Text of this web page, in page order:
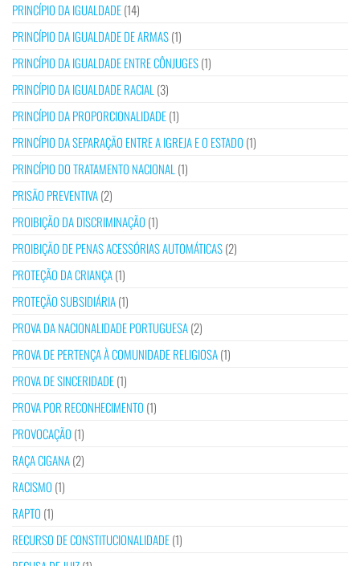
PRINCÍPIO DA IGUALDADE(14)
PRINCÍPIO DA IGUALDADE DE ARMAS(1)
PRINCÍPIO DA IGUALDADE ENTRE CÔNJUGES(1)
PRINCÍPIO DA IGUALDADE RACIAL (3)
PRINCÍPIO DA PROPORCIONALIDADE(1)
PRINCÍPIO DA SEPARAÇÃO ENTRE A IGREJA E O ESTADO (1)
PRINCÍPIO DO TRATAMENTO NACIONAL (1)
PRISÃO PREVENTIVA(2)
PROIBIÇÃO DA DISCRIMINAÇÃO (1)
PROIBIÇÃO DE PENAS ACESSÓRIAS AUTOMÁTICAS(2)
PROTEÇÃO DA CRIANÇA(1)
PROTEÇÃO SUBSIDIÁRIA(1)
PROVA DA NACIONALIDADE PORTUGUESA(2)
PROVA DE PERTENÇA À COMUNIDADE RELIGIOSA(1)
PROVA DE SINCERIDADE(1)
PROVA POR RECONHECIMENTO (1)
PROVOCAÇÃO (1)
RAÇA CIGANA(2)
RACISMO (1)
RAPTO (1)
RECURSO DE CONSTITUCIONALIDADE(1)